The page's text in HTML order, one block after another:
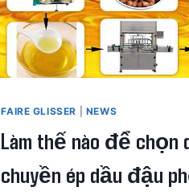
RA
MỘT
THƯƠNG
HIỆU
DẦU
PHỘNG
CẤP?
FAIRE GLISSER NEWS
Làm thế nào để chọn
chuyền ép dầu đậu